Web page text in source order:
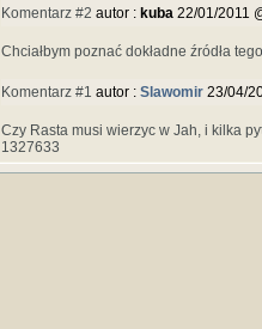
Komentarz #2 autor : kuba 22/01/2011
Chciałbym poznać dokładne źródła
Komentarz #1 autor : Slawomir 23/04/
Czy Rasta musi wierzyc w Jah, i kilka
1327633